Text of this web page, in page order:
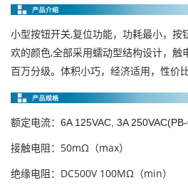
小型按钮开关,复位功能，功耗最小，按
欢的颜色,全部采用蠕动型结构设计，触
百万分级。体积小巧，经济适用，性价比
额定电流： 6A 125VAC, 3A
接触电阻：50mΩ（max）
绝缘电阻：DC500V 100MΩ（min）